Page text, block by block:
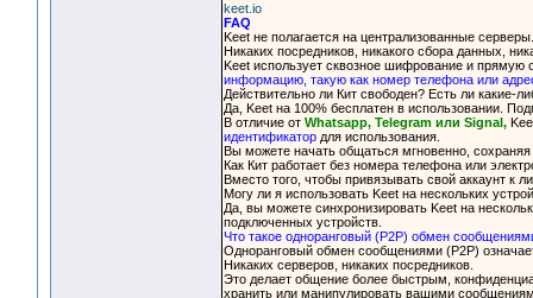
keet.io
FAQ
Keet не полагается на централизованные
Никаких посредников, никакого сбора данных,
Keet использует сквозное шифрование и
информацию, такую как номер телефона или
Действительно ли Кит свободен? Есть ли какие-
Да, Keet на 100% бесплатен в использовании.
В отличие от Whatsapp, Telegram или Signal,
идентификатор для использования.
Вы можете начать общаться мгновенно,
Как Кит работает без номера телефона или
Вместо того, чтобы привязывать свой аккаунт к
Могу ли я использовать Keet на нескольких
Да, вы можете синхронизировать Keet на
подключенных устройств.
Что такое одноранговый (P2P) обмен
Одноранговый обмен сообщениями (P2P)
Никаких серверов, никаких посредников.
Это делает общение более быстрым,
хранить или манипулировать вашими